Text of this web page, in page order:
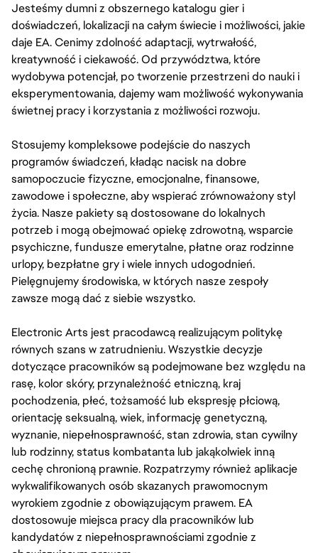
Jesteśmy dumni z obszernego katalogu gier i
doświadczeń, lokalizacji na całym świecie i możliwości, jakie
daje EA. Cenimy zdolność adaptacji, wytrwałość,
kreatywność i ciekawość. Od przywództwa, które
wydobywa potencjał, po tworzenie przestrzeni do nauki i
eksperymentowania, dajemy wam możliwość wykonywania
świetnej pracy i korzystania z możliwości rozwoju.
Stosujemy kompleksowe podejście do naszych
programów świadczeń, kładąc nacisk na dobre
samopoczucie fizyczne, emocjonalne, finansowe,
zawodowe i społeczne, aby wspierać zrównoważony styl
życia. Nasze pakiety są dostosowane do lokalnych
potrzeb i mogą obejmować opiekę zdrowotną, wsparcie
psychiczne, fundusze emerytalne, płatne oraz rodzinne
urlopy, bezpłatne gry i wiele innych udogodnień.
Pielęgnujemy środowiska, w których nasze zespoły
zawsze mogą dać z siebie wszystko.
Electronic Arts jest pracodawcą realizującym politykę
równych szans w zatrudnieniu. Wszystkie decyzje
dotyczące pracowników są podejmowane bez względu na
rasę, kolor skóry, przynależność etniczną, kraj
pochodzenia, płeć, tożsamość lub ekspresję płciową,
orientację seksualną, wiek, informację genetyczną,
wyznanie, niepełnosprawność, stan zdrowia, stan cywilny
lub rodzinny, status kombatanta lub jakąkolwiek inną
cechę chronioną prawnie. Rozpatrzymy również aplikacje
wykwalifikowanych osób skazanych prawomocnym
wyrokiem zgodnie z obowiązującym prawem. EA
dostosowuje miejsca pracy dla pracowników lub
kandydatów z niepełnosprawnościami zgodnie z